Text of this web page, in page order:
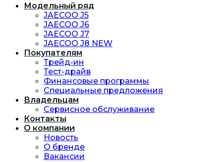
Модельный ряд
JAECOO J5
JAECOO J6
JAECOO J7
JAECOO J8 NEW
Покупателям
Трейд-ин
Тест-драйв
Финансовые программы
Специальные предложения
Владельцам
Сервисное обслуживание
Контакты
О компании
Новость
O бренде
Вакансии